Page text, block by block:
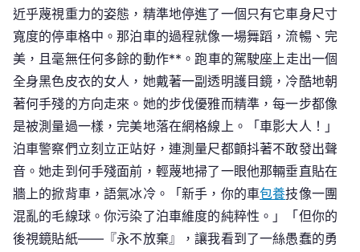
近乎蔑視重力的姿態，精準地停進了一個只有它車身尺寸
寬度的停車格中。那泊車的過程就像一場舞蹈，流暢、完
美，且毫無任何多餘的動作**。跑車的駕駛座上走出一個
全身黑色皮衣的女人，她戴著一副透明護目鏡，冷酷地朝
著何手殘的方向走來。她的步伐優雅而精準，每一步都像
是被測量過一樣，完美地落在網格線上。「車影大人！」
泊車警察們立刻立正站好，連測量尺都顫抖著不敢發出聲
音。她走到何手殘面前，輕蔑地掃了一眼他那輛垂直貼在
牆上的掀背車，語氣冰冷。「新手，你的車包養技像一團
混亂的毛線球。你污染了泊車維度的純粹性。」「但你的
後視鏡貼紙——『永不放棄』，讓我看到了一絲愚蠢的勇